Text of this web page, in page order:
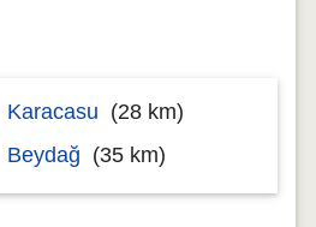
Karacasu (28 km)
Beydağ (35 km)